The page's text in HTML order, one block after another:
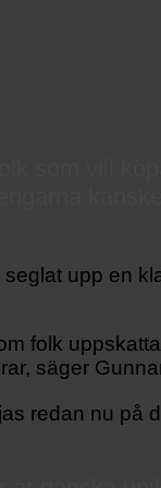
som vill
upp en
folk
säger
redan nu på